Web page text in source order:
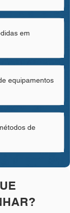
em
equipamentos
de